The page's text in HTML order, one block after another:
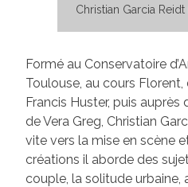
Christian Garcia
Formé au Conservatoire
Toulouse, au cours
Francis Huster, puis auprès
de Vera Greg, Christian
vite vers la mise en scène
créations il aborde des
couple, la solitude urbaine,